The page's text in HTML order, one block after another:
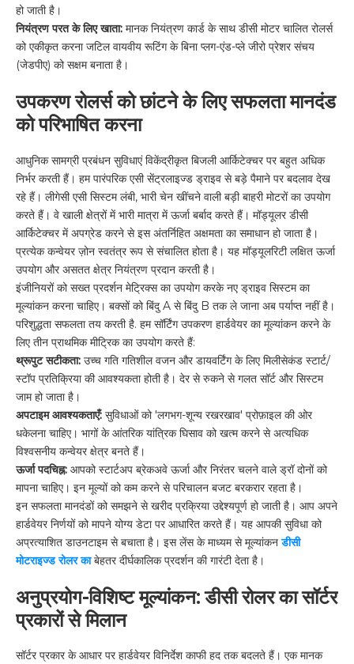
हो जाती है।
नियंत्रण परत के लिए खाता: मानक नियंत्रण कार्ड के साथ डीसी मोटर चालित रोलर्स
को एकीकृत करना जटिल वायवीय रूटिंग के बिना प्लग-एंड-प्ले जीरो प्रेशर संचय
(जेडपीए) को सक्षम बनाता है।
उपकरण रोलर्स को छांटने के लिए सफलता मानदंड
को परिभाषित करना
आधुनिक सामग्री प्रबंधन सुविधाएं विकेंद्रीकृत बिजली आर्किटेक्चर पर बहुत अधिक
निर्भर करती हैं। हम पारंपरिक एसी सेंट्रलाइज्ड ड्राइव से बड़े पैमाने पर बदलाव देख
रहे हैं। लीगेसी एसी सिस्टम लंबी, भारी चेन खींचने वाली बड़ी बाहरी मोटरों का उपयोग
करते हैं। वे खाली क्षेत्रों में भारी मात्रा में ऊर्जा बर्बाद करते हैं। मॉड्यूलर डीसी
आर्किटेक्चर में अपग्रेड करने से इस अंतर्निहित अक्षमता का समाधान हो जाता है।
प्रत्येक कन्वेयर ज़ोन स्वतंत्र रूप से संचालित होता है। यह मॉड्यूलरिटी लक्षित ऊर्जा
उपयोग और असतत क्षेत्र नियंत्रण प्रदान करती है।
इंजीनियरों को सख्त प्रदर्शन मेट्रिक्स का उपयोग करके नए ड्राइव सिस्टम का
मूल्यांकन करना चाहिए। बक्सों को बिंदु A से बिंदु B तक ले जाना अब पर्याप्त नहीं है।
परिशुद्धता सफलता तय करती है. हम सॉर्टिंग उपकरण हार्डवेयर का मूल्यांकन करने के
लिए तीन प्राथमिक मीट्रिक का उपयोग करते हैं:
थ्रूपुट सटीकता: उच्च गति गतिशील वजन और डायवर्टिंग के लिए मिलीसेकंड स्टार्ट/
स्टॉप प्रतिक्रिया की आवश्यकता होती है। देर से रुकने से गलत सॉर्ट और सिस्टम
जाम हो जाता है।
अपटाइम आवश्यकताएँ: सुविधाओं को 'लगभग-शून्य रखरखाव' प्रोफ़ाइल की ओर
धकेलना चाहिए। भागों के आंतरिक यांत्रिक घिसाव को खत्म करने से अत्यधिक
विश्वसनीय कन्वेयर क्षेत्र बनते हैं।
ऊर्जा पदचिह्न: आपको स्टार्टअप ब्रेकअवे ऊर्जा और निरंतर चलने वाले ड्रॉ दोनों को
मापना चाहिए। इन मूल्यों को कम करने से परिचालन बजट बरकरार रहता है।
इन सफलता मानदंडों को समझने से खरीद प्रक्रिया उद्देश्यपूर्ण हो जाती है। आप अपने
हार्डवेयर निर्णयों को मापने योग्य डेटा पर आधारित करते हैं। यह आपकी सुविधा को
अप्रत्याशित डाउनटाइम से बचाता है। इस लेंस के माध्यम से मूल्यांकनडीसी
मोटराइज्ड रोलर काबेहतर दीर्घकालिक प्रदर्शन की गारंटी देता है।
अनुप्रयोग-विशिष्ट मूल्यांकन: डीसी रोलर का सॉर्टर
प्रकारों से मिलान
सॉर्टर प्रकार के आधार पर हार्डवेयर विनिर्देश काफी हद तक बदलते हैं। एक मानक